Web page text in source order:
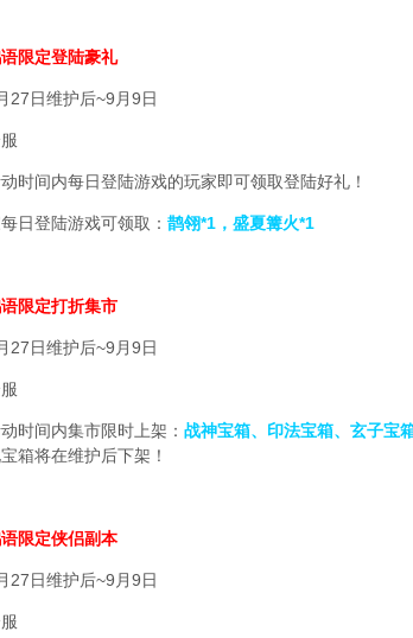
限定登陆豪礼
27日维护后~9月9日
动时间内每日登陆游戏的玩家即可领取登陆好礼！
登陆游戏可领取： 鹊翎*1，盛夏篝火*1
限定打折集市
27日维护后~9月9日
时间内集市限时上架： 战神宝箱、印法宝箱、玄子宝
箱将在维护后下架！
限定侠侣副本
27日维护后~9月9日